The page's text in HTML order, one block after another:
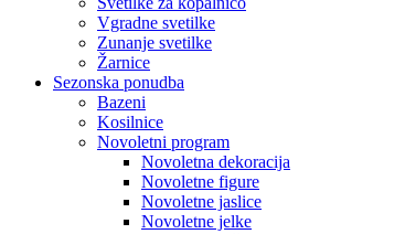
Vgradne svetilke
Zunanje svetilke
Žarnice
Sezonska ponudba
Bazeni
Kosilnice
Novoletni program
Novoletna dekoracija
Novoletne figure
Novoletne jaslice
Novoletne jelke